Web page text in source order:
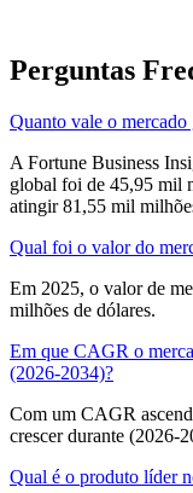
Perguntas
Quanto vale o
A Fortune Business
global foi de 45,95 mil
atingir 81,55 mil
Qual foi o valor do
Em 2025, o valor de
milhões de dólares.
Em que CAGR o
(2026-2034)?
Com um CAGR
crescer durante (2026-
Qual é o produto líder